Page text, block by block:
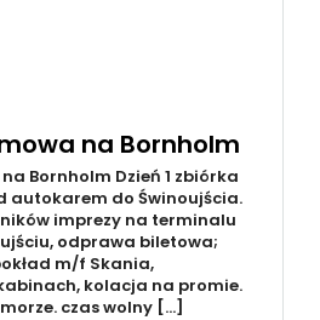
na Bornholm
Bornholm Dzień 1 zbiórka
autokarem do Świnoujścia.
imprezy na terminalu
odprawa biletowa;
m/f Skania,
kolacja na promie.
czas wolny […]